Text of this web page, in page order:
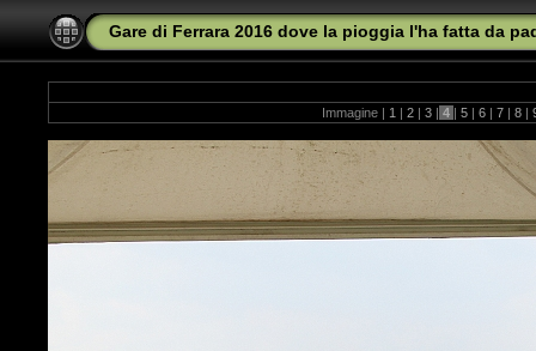
Gare di Ferrara 2016 dove la pioggia l'ha fatta da
Immagine | 1 | 2 | 3 | 4 | 5 | 6 | 7 | 8 |